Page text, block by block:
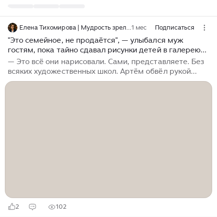
Елена Тихомирова | Мудрость зрелых лет1 мес Подписаться
"Это семейное, не продаётся", — улыбался муж
гостям, пока тайно сдавал рисунки детей в галерею
за полмиллиона
— Это всё они нарисовали. Сами, представляете. Без
всяких художественных школ. Артём обвёл рукой
стену гостиной. На белом фоне ровным рядом висели
2 102